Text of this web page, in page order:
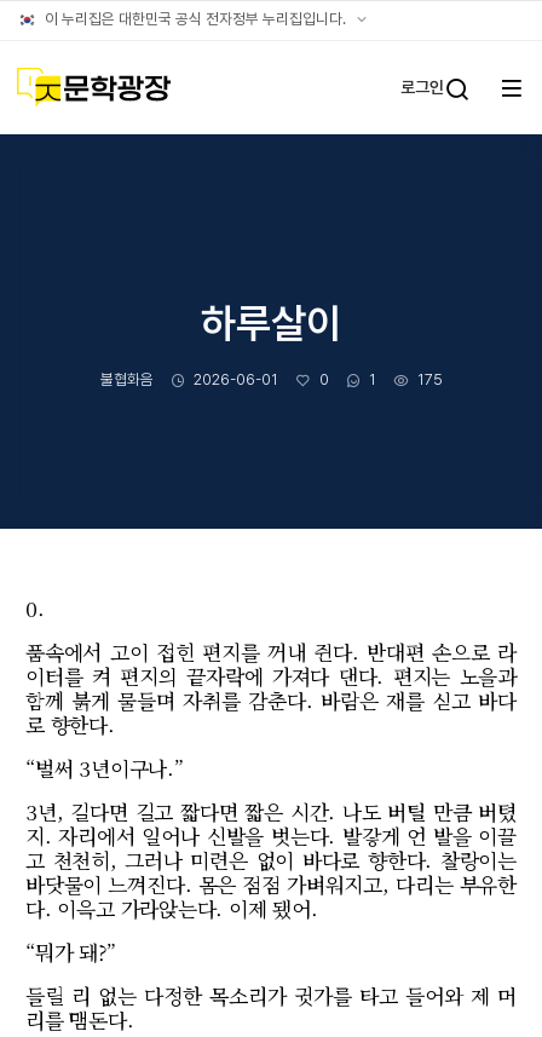
이 누리집은 대한민국 공식 전자정부 누리집입니다. 공식
문학광장 로그인
전체
하루살이
작성자
불협화음 작성일
2026-06-01 좋아요
0 댓글수
1 조회수
175
0.
품속에서 고이 접힌 편지를 꺼내 쥔다. 반대편 손으로 라
이터를 켜 편지의 끝자락에 가져다 댄다. 편지는 노을과
함께 붉게 물들며 자취를 감춘다. 바람은 재를 싣고 바다
로 향한다.
“벌써 3년이구나.”
3년, 길다면 길고 짧다면 짧은 시간. 나도 버틸 만큼 버텼
지. 자리에서 일어나 신발을 벗는다. 발갛게 언 발을 이끌
고 천천히, 그러나 미련은 없이 바다로 향한다. 찰랑이는
바닷물이 느껴진다. 몸은 점점 가벼워지고, 다리는 부유한
다. 이윽고 가라앉는다. 이제 됐어.
“뭐가 돼?”
들릴 리 없는 다정한 목소리가 귓가를 타고 들어와 제 머
리를 맴돈다.